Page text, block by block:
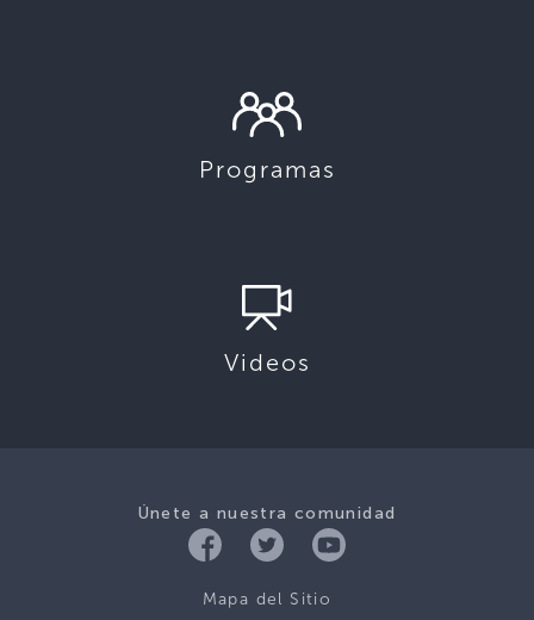
Programas
Videos
Únete a nuestra comunidad
Mapa del Sitio